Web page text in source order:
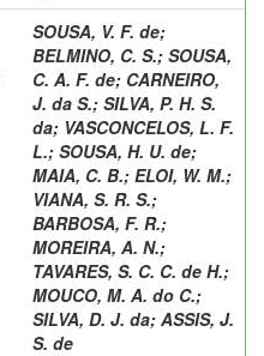
SOUSA, V. F. de;
BELMINO, C. S.; SOUSA,
C. A. F. de; CARNEIRO,
J. da S.; SILVA, P. H. S.
da; VASCONCELOS, L. F.
L.; SOUSA, H. U. de;
MAIA, C. B.; ELOI, W. M.;
VIANA, S. R. S.;
BARBOSA, F. R.;
MOREIRA, A. N.;
TAVARES, S. C. C. de H.;
MOUCO, M. A. do C.;
SILVA, D. J. da; ASSIS, J.
S. de